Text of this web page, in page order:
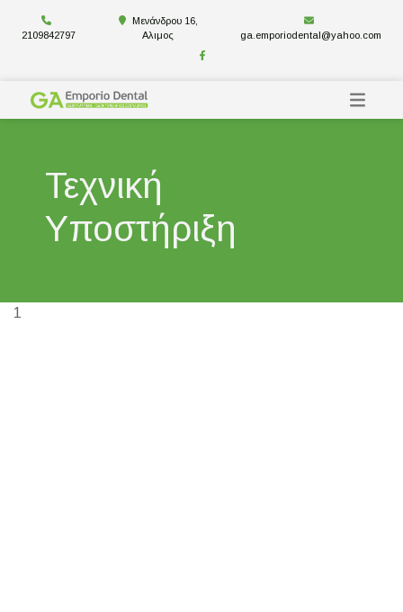
2109842797
Μενάνδρου 16,
Αλιμος
ga.emporiodental@yahoo.com
Τεχνική
Υποστήριξη
1